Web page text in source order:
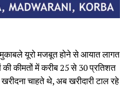
मुकाबले यूरो मजबूत होने से आयात लागत
की कीमतों में करीब 25 से 30 प्रतिशत
चाहते थे, अब खरीदारी टाल रहे